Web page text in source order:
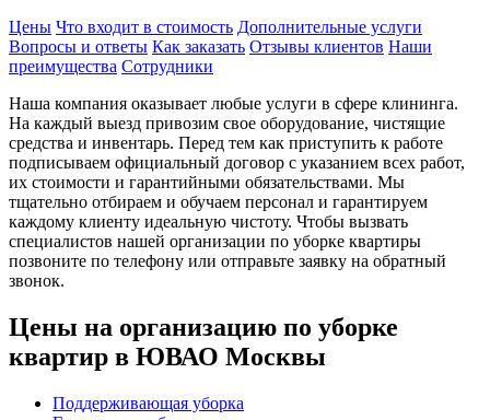
Цены Что входит в стоимость Дополнительные услуги
Вопросы и ответы Как заказать Отзывы клиентов Наши
преимущества Сотрудники
Наша компания оказывает любые услуги в сфере клининга.
На каждый выезд привозим свое оборудование, чистящие
средства и инвентарь. Перед тем как приступить к работе
подписываем официальный договор с указанием всех работ,
их стоимости и гарантийными обязательствами. Мы
тщательно отбираем и обучаем персонал и гарантируем
каждому клиенту идеальную чистоту. Чтобы вызвать
специалистов нашей организации по уборке квартиры
позвоните по телефону или отправьте заявку на обратный
звонок.
Цены на организацию по уборке
квартир в ЮВАО Москвы
Поддерживающая уборка